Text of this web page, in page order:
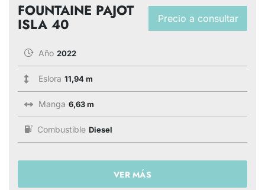
Precio a consultar
FOUNTAINE PAJOT
ISLA 40
Año 2022
Eslora 11,94 m
Manga 6,63 m
Combustible Diesel
VER MÁS